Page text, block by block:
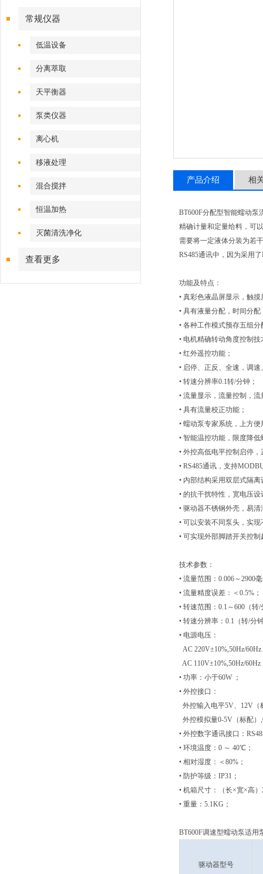
常规仪器
低温设备
分离萃取
天平衡器
泵类仪器
离心机
移液处理
混合搅拌
恒温加热
灭菌清洗净化
查看更多
产品介绍 相
BT600F分配型智能蠕动泵
精确计量和定量给料，可
需要将一定液体分装为若
RS485通讯中，因为采用
功能及特点：
• 真彩色液晶屏显示，触
• 具有液量分配，时间分
• 各种工作模式预存五组分
• 电机精确转动角度控制
• 红外遥控功能；
• 启停、正反、全速，调
• 转速分辨率0.1转/分钟；
• 流量显示，流量控制，流
• 具有流量校正功能；
• 蠕动泵专家系统，上方
• 智能温控功能，限度降
• 外控高低电平控制启停
• RS485通讯，支持
• 内部结构采用双层式隔
• 的抗干扰特性，宽电压
• 驱动器不锈钢外壳，易
• 可以安装不同泵头，实
• 可实现外部脚踏开关控
技术参数：
• 流量范围：0.006～2900
• 流量精度误差：＜0.5%；
• 转速范围：0.1～600（转
• 转速分辨率：0.1（转/分
• 电源电压：
AC 220V±10%,50Hz/
AC 110V±10%,50Hz/
• 功率：小于60W ；
• 外控接口：
外控输入电平5V、12V（
外控模拟量0-5V（标配）
• 外控数字通讯接口：
• 环境温度：0 ～ 40℃；
• 相对湿度：＜80%；
• 防护等级：IP31；
• 机箱尺寸：（长×宽×高
• 重量：5.1KG；
BT600F调速型蠕动泵适用
驱动器型号